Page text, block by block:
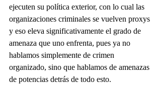
ejecuten su política exterior, con lo cual las
organizaciones criminales se vuelven proxys
y eso eleva significativamente el grado de
amenaza que uno enfrenta, pues ya no
hablamos simplemente de crimen
organizado, sino que hablamos de amenazas
de potencias detrás de todo esto.